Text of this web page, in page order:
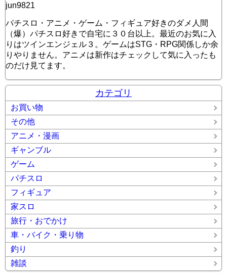
jun9821
パチスロ・アニメ・ゲーム・フィギュア好きのダメ人間
（爆）パチスロ好きで自宅に３０台以上。最近のお気に入
りはツインエンジェル３。ゲームはSTG・RPG関係しか余
りやりません。アニメは新作はチェックして気に入ったも
のだけ見てます。
カテゴリ
お買い物
その他
アニメ・漫画
ギャンブル
ゲーム
パチスロ
フィギュア
家スロ
旅行・おでかけ
車・バイク・乗り物
釣り
雑談